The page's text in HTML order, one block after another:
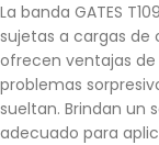
La banda GATES
sujetas a cargas de
ofrecen ventajas de
problemas
sueltan. Brindan un
adecuado para